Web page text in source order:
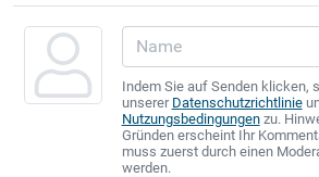
Indem Sie auf Senden klicken,
unserer Datenschutzrichtlinie
Nutzungsbedingungenzu.
Gründen erscheint Ihr
muss zuerst durch einen
werden.